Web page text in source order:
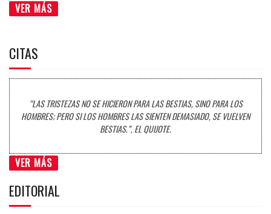
VER MÁS
CITAS
“LAS TRISTEZAS NO SE HICIERON PARA LAS BESTIAS, SINO PARA LOS
HOMBRES; PERO SI LOS HOMBRES LAS SIENTEN DEMASIADO, SE VUELVEN
BESTIAS.”, EL QUIJOTE.
VER MÁS
EDITORIAL